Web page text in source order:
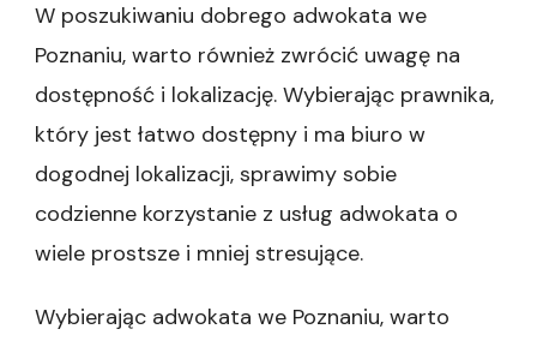
W poszukiwaniu dobrego adwokata we
Poznaniu, warto również zwrócić uwagę na
dostępność i lokalizację. Wybierając prawnika,
który jest łatwo dostępny i ma biuro w
dogodnej lokalizacji, sprawimy sobie
codzienne korzystanie z usług adwokata o
wiele prostsze i mniej stresujące.
Wybierając adwokata we Poznaniu, warto